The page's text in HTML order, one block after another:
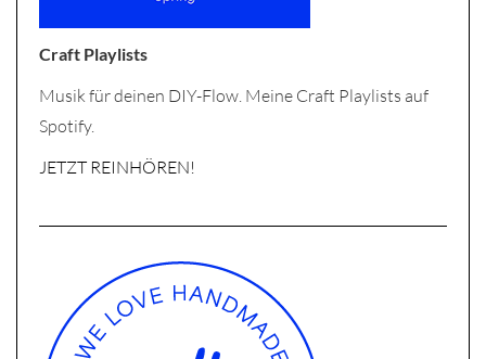
Craft Playlists
Musik für deinen DIY-Flow. Meine Craft Playlists auf
Spotify.
JETZT REINHÖREN!